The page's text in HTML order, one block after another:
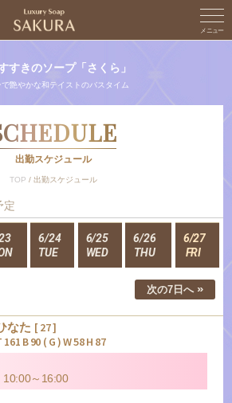
すきのソープ「さくら」
で艶やかな和テイストのバスタイム
出勤スケジュール
TOP / 出勤スケジュール
定
6/24
TUE
6/25
WED
6/26
THU
6/27
FRI
次の7日へ »
なた [ 27 ]
161 B 90 ( G ) W 58 H 87
10:00～16:00